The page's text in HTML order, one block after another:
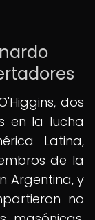
dos
en la lucha
Latina,
de la
Argentina, y
no